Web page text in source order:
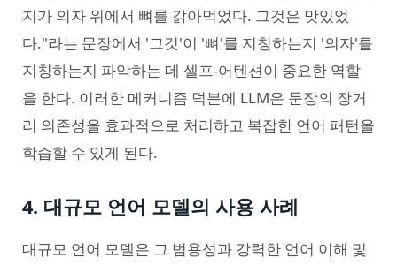
지가 의자 위에서 뼈를 갉아먹었다. 그것은 맛있었
다."라는 문장에서 '그것'이 '뼈'를 지칭하는지 '의자'를
지칭하는지 파악하는 데 셀프-어텐션이 중요한 역할
을 한다. 이러한 메커니즘 덕분에 LLM은 문장의 장거
리 의존성을 효과적으로 처리하고 복잡한 언어 패턴을
학습할 수 있게 된다.
4. 대규모 언어 모델의 사용 사례
대규모 언어 모델은 그 범용성과 강력한 언어 이해 및